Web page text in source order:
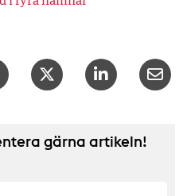
gärna artikeln!